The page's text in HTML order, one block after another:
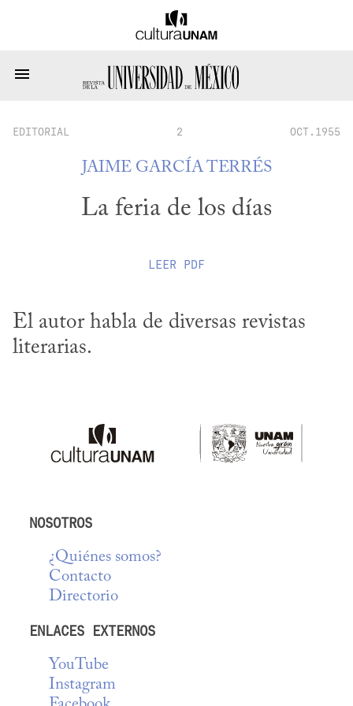
EDITORIAL 2 OCT.1955
JAIME GARCÍA TERRÉS
La feria de los días
LEER PDF
El autor habla de diversas revistas
literarias.
NOSOTROS
¿Quiénes somos?
Contacto
Directorio
ENLACES EXTERNOS
YouTube
Instagram